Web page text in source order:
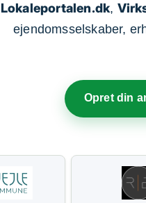
Lokaleportalen.dk,
ejendomsselskaber,
Opret din